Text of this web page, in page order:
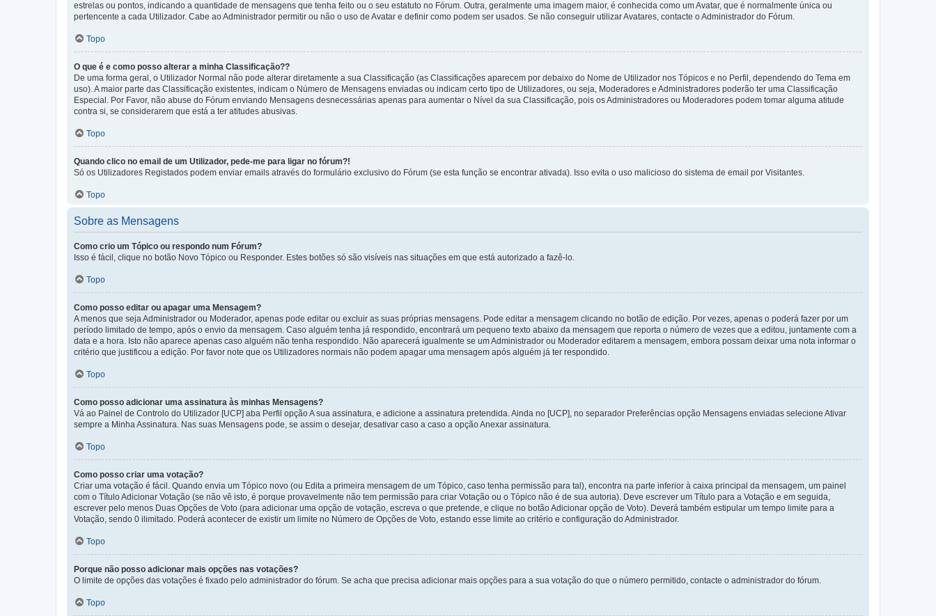
estrelas ou pontos, indicando a quantidade de mensagens que tenha feito ou o seu estatuto no Fórum. Outra, geralmente uma imagem maior, é conhecida como um Avatar, que é normalmente única ou
pertencente a cada Utilizador. Cabe ao Administrador permitir ou não o uso de Avatar e definir como podem ser usados. Se não conseguir utilizar Avatares, contacte o Administrador do Fórum.
Topo
O que é e como posso alterar a minha Classificação??
De uma forma geral, o Utilizador Normal não pode alterar diretamente a sua Classificação (as Classificações aparecem por debaixo do Nome de Utilizador nos Tópicos e no Perfil, dependendo do Tema em
uso). A maior parte das Classificação existentes, indicam o Número de Mensagens enviadas ou indicam certo tipo de Utilizadores, ou seja, Moderadores e Administradores poderão ter uma Classificação
Especial. Por Favor, não abuse do Fórum enviando Mensagens desnecessárias apenas para aumentar o Nível da sua Classificação, pois os Administradores ou Moderadores podem tomar alguma atitude
contra si, se considerarem que está a ter atitudes abusivas.
Topo
Quando clico no email de um Utilizador, pede-me para ligar no fórum?!
Só os Utilizadores Registados podem enviar emails através do formulário exclusivo do Fórum (se esta função se encontrar ativada). Isso evita o uso malicioso do sistema de email por Visitantes.
Topo
Sobre as Mensagens
Como crio um Tópico ou respondo num Fórum?
Isso é fácil, clique no botão Novo Tópico ou Responder. Estes botões só são visíveis nas situações em que está autorizado a fazê-lo.
Topo
Como posso editar ou apagar uma Mensagem?
A menos que seja Administrador ou Moderador, apenas pode editar ou excluir as suas próprias mensagens. Pode editar a mensagem clicando no botão de edição. Por vezes, apenas o poderá fazer por um
período limitado de tempo, após o envio da mensagem. Caso alguém tenha já respondido, encontrará um pequeno texto abaixo da mensagem que reporta o número de vezes que a editou, juntamente com a
data e a hora. Isto não aparece apenas caso alguém não tenha respondido. Não aparecerá igualmente se um Administrador ou Moderador editarem a mensagem, embora possam deixar uma nota informar o
critério que justificou a edição. Por favor note que os Utilizadores normais não podem apagar uma mensagem após alguém já ter respondido.
Topo
Como posso adicionar uma assinatura às minhas Mensagens?
Vá ao Painel de Controlo do Utilizador [UCP] aba Perfil opção A sua assinatura, e adicione a assinatura pretendida. Ainda no [UCP], no separador Preferências opção Mensagens enviadas selecione Ativar
sempre a Minha Assinatura. Nas suas Mensagens pode, se assim o desejar, desativar caso a caso a opção Anexar assinatura.
Topo
Como posso criar uma votação?
Criar uma votação é fácil. Quando envia um Tópico novo (ou Edita a primeira mensagem de um Tópico, caso tenha permissão para tal), encontra na parte inferior à caixa principal da mensagem, um painel
com o Título Adicionar Votação (se não vê isto, é porque provavelmente não tem permissão para criar Votação ou o Tópico não é de sua autoria). Deve escrever um Título para a Votação e em seguida,
escrever pelo menos Duas Opções de Voto (para adicionar uma opção de votação, escreva o que pretende, e clique no botão Adicionar opção de Voto). Deverá também estipular um tempo limite para a
Votação, sendo 0 ilimitado. Poderá acontecer de existir um limite no Número de Opções de Voto, estando esse limite ao critério e configuração do Administrador.
Topo
Porque não posso adicionar mais opções nas votações?
O limite de opções das votações é fixado pelo administrador do fórum. Se acha que precisa adicionar mais opções para a sua votação do que o número permitido, contacte o administrador do fórum.
Topo